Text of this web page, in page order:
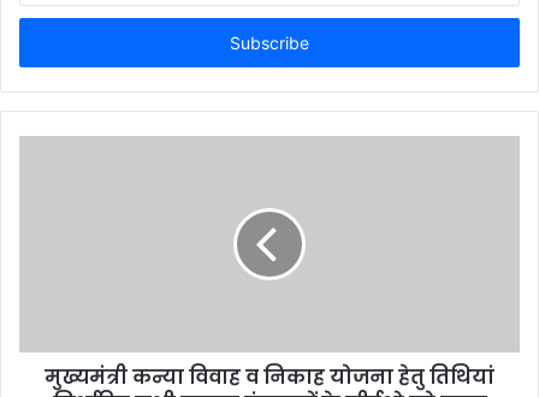
t
r
y
मुख्यमंत्री कन्या विवाह व निकाह योजना हेतु तिथियां